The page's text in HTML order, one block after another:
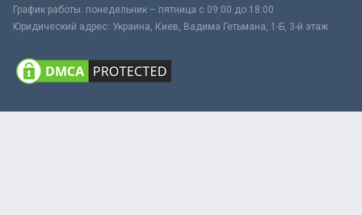
График работы: понедельник – пятница с 09:00 до 18:00
Юридический адрес: Украина, Киев, Вадима Гетьмана, 1-Б, 3-й этаж